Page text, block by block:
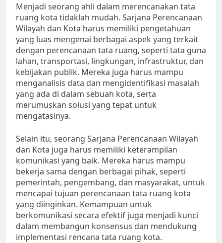
Menjadi seorang ahli dalam merencanakan tata
ruang kota tidaklah mudah. Sarjana Perencanaan
Wilayah dan Kota harus memiliki pengetahuan
yang luas mengenai berbagai aspek yang terkait
dengan perencanaan tata ruang, seperti tata guna
lahan, transportasi, lingkungan, infrastruktur, dan
kebijakan publik. Mereka juga harus mampu
menganalisis data dan mengidentifikasi masalah
yang ada di dalam sebuah kota, serta
merumuskan solusi yang tepat untuk
mengatasinya.
Selain itu, seorang Sarjana Perencanaan Wilayah
dan Kota juga harus memiliki keterampilan
komunikasi yang baik. Mereka harus mampu
bekerja sama dengan berbagai pihak, seperti
pemerintah, pengembang, dan masyarakat, untuk
mencapai tujuan perencanaan tata ruang kota
yang diinginkan. Kemampuan untuk
berkomunikasi secara efektif juga menjadi kunci
dalam membangun konsensus dan mendukung
implementasi rencana tata ruang kota.